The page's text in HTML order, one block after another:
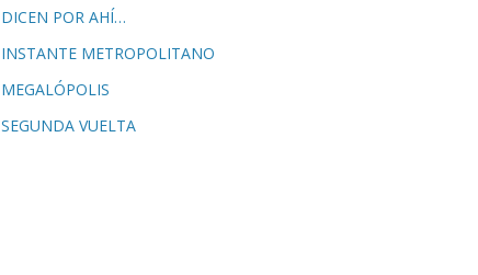
DICEN POR AHÍ…
INSTANTE METROPOLITANO
MEGALÓPOLIS
SEGUNDA VUELTA